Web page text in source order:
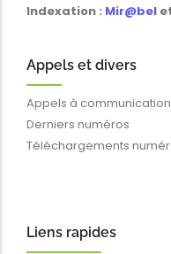
Indexation : Mir@bel
Appels et divers
Appels à communication
Derniers numéros
Téléchargements
Liens rapides